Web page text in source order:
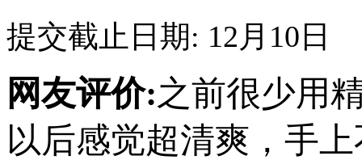
提交截止日期: 12月10日
网友评价:之前很少用
以后感觉超清爽，手